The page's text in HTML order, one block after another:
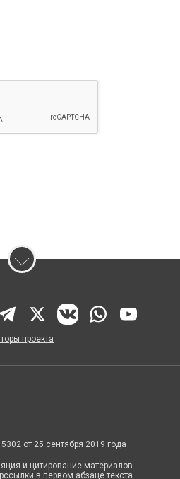
проекта
от 25 сентября 2019 года
и цитирование материалов
в первом абзаце текста